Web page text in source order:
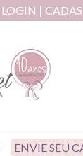
LOGIN
ENVIE SEU